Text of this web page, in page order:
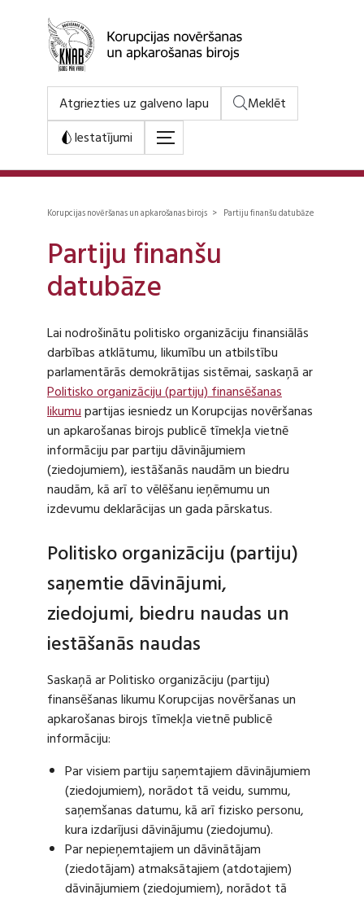
Atgriezties uz galveno lapu
Meklēt
Iestatījumi
Korupcijas novēršanas un apkarošanas birojs > Partiju finanšu datubāze
Partiju finanšu
datubāze
Lai nodrošinātu politisko organizāciju finansiālās
darbības atklātumu, likumību un atbilstību
parlamentārās demokrātijas sistēmai, saskaņā ar
Politisko organizāciju (partiju) finansēšanas
likumupartijas iesniedz un Korupcijas novēršanas
un apkarošanas birojs publicē tīmekļa vietnē
informāciju par partiju dāvinājumiem
(ziedojumiem), iestāšanās naudām un biedru
naudām, kā arī to vēlēšanu ieņēmumu un
izdevumu deklarācijas un gada pārskatus.
Politisko organizāciju (partiju)
saņemtie dāvinājumi,
ziedojumi, biedru naudas un
iestāšanās naudas
Saskaņā ar Politisko organizāciju (partiju)
finansēšanas likumu Korupcijas novēršanas un
apkarošanas birojs tīmekļa vietnē publicē
informāciju:
Par visiem partiju saņemtajiem dāvinājumiem
(ziedojumiem), norādot tā veidu, summu,
saņemšanas datumu, kā arī fizisko personu,
kura izdarījusi dāvinājumu (ziedojumu).
Par nepieņemtajiem un dāvinātājam
(ziedotājam) atmaksātajiem (atdotajiem)
dāvinājumiem (ziedojumiem), norādot tā